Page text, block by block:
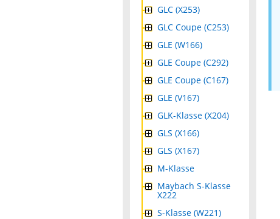
GLC (X253)
GLC Coupe (C253)
GLE (W166)
GLE Coupe (C292)
GLE Coupe (C167)
GLE (V167)
GLK-Klasse (X204)
GLS (X166)
GLS (X167)
M-Klasse
Maybach S-Klasse
X222
S-Klasse (W221)